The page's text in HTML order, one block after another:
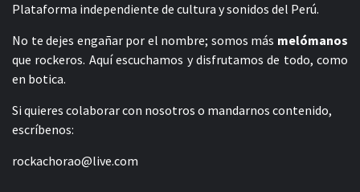
Plataforma independiente de cultura y sonidos del Perú.
No te dejes engañar por el nombre; somos más melómanos
que rockeros. Aquí escuchamos y disfrutamos de todo, como
en botica.
Si quieres colaborar con nosotros o mandarnos contenido,
escríbenos:
rockachorao@live.com